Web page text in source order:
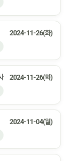
2024-11-26(화)
2024-11-26(화)
2024-11-04(월)